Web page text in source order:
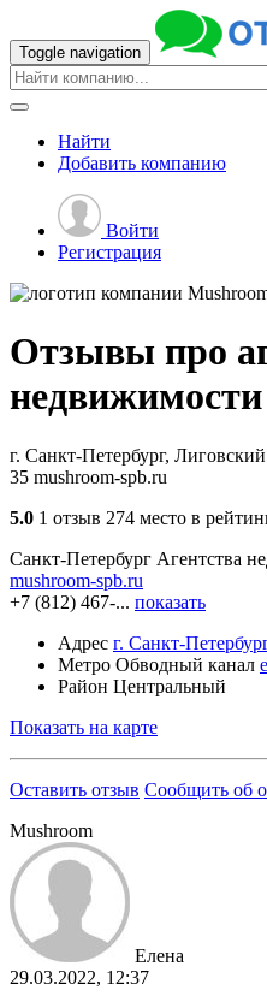
Toggle navigation
Найти
Добавить компанию
Войти
Регистрация
Отзывы про
недвижимости
г. Санкт-Петербург,
35 mushroom-spb.ru
5.0 1 отзыв 274 место в
Санкт-Петербург Агентства
mushroom-spb.ru
+7 (812) 467-... показать
Адрес г. Санкт-
Метро Обводный канал
Район Центральный
Показать на карте
Оставить отзыв Сообщить об
Mushroom
Елена
29.03.2022, 12:37